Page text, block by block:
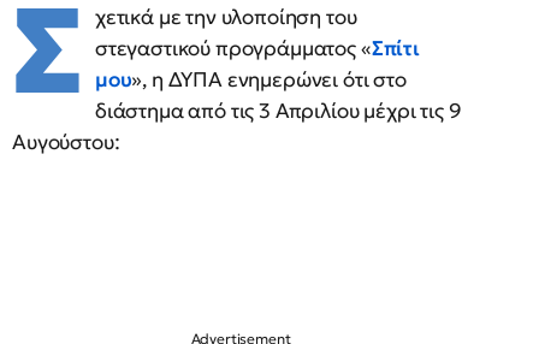
Σ χετικά με την υλοποίηση του
στεγαστικού προγράμματος «Σπίτι
μου», η ΔΥΠΑ ενημερώνει ότι στο
διάστημα από τις 3 Απριλίου μέχρι τις 9
Αυγούστου: